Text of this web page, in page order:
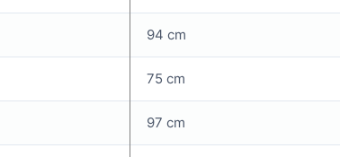
94 cm
75 cm
97 cm